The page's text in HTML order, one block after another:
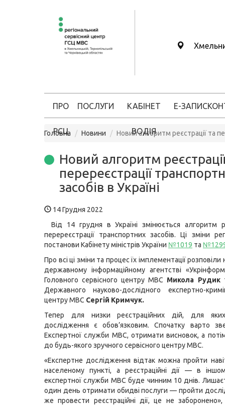
ПРО
РСЦ
ПОСЛУГИ КАБІНЕТ
ВОДІЯ
Е-ЗАПИС
Головна Новини Новий алгоритм реєстрації та
Новий алгоритм
перереєстрації
засобів в Україні
14 Грудня 2022
Від 14 грудня в Україні змінюється алгоритм
перереєстрації транспортних засобів. Ці зміни
постанови Кабінету міністрів України №1019 та
Про всі ці зміни та процес їх імплементації розповіли
державному інформаційному агентстві
Головного сервісного центру МВС Микола Рудик
Державного науково-дослідного експертно-
центру МВС Сергій Кримчук.
Тепер для низки реєстраційних дій, для
дослідження є обов’язковим. Спочатку варто
Експертної служби МВС, отримати висновок, а
до будь-якого зручного сервісного центру МВС.
«Експертне дослідження відтак можна пройти
населеному пункті, а реєстраційні дії — в
експертної служби МВС буде чинним 10 днів.
один день отримати обидві послуги — пройти
же провести реєстраційні дії, це не